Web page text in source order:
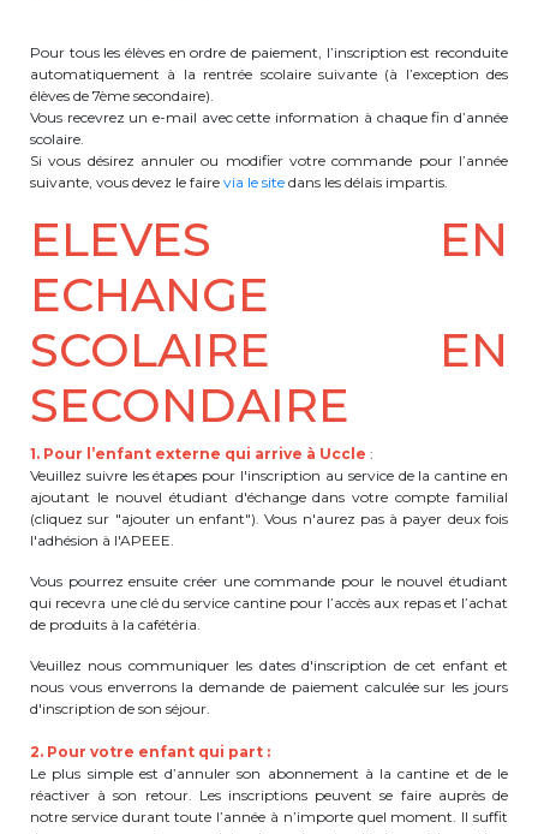
Lockers
+32 (0)2 373 87 68
casiers@apeee-bxl1-services.be
BE52 3101 4777 1809
Natation (toutes les écoles)
+32 (0)2 375 31 35
natation@apeee-bxl1-services.be
BE30 3100 2003 2711
Transport
+32 (0)2 374 70 46
transport@apeee-bxl1-services.be
BE77 3100 8642 2642
Pour tous les élèves en ordre de paiement, l’inscription est reconduite
automatiquement à la rentrée scolaire suivante (à l’exception des
élèves de 7ème secondaire).
Vous recevrez un e-mail avec cette information à chaque fin d’année
scolaire.
Si vous désirez annuler ou modifier votre commande pour l’année
suivante, vous devez le faire via le site dans les délais impartis.
ELEVES EN
ECHANGE
SCOLAIRE EN
SECONDAIRE
1. Pour l’enfant externe qui arrive à Uccle :
Veuillez suivre les étapes pour l'inscription au service de la cantine en
ajoutant le nouvel étudiant d'échange dans votre compte familial
(cliquez sur "ajouter un enfant"). Vous n'aurez pas à payer deux fois
l'adhésion à l'APEEE.
Vous pourrez ensuite créer une commande pour le nouvel étudiant
qui recevra une clé du service cantine pour l’accès aux repas et l’achat
de produits à la cafétéria.
Veuillez nous communiquer les dates d'inscription de cet enfant et
nous vous enverrons la demande de paiement calculée sur les jours
d'inscription de son séjour.
2. Pour votre enfant qui part :
Le plus simple est d’annuler son abonnement à la cantine et de le
réactiver à son retour. Les inscriptions peuvent se faire auprès de
notre service durant toute l’année à n’importe quel moment. Il suffit